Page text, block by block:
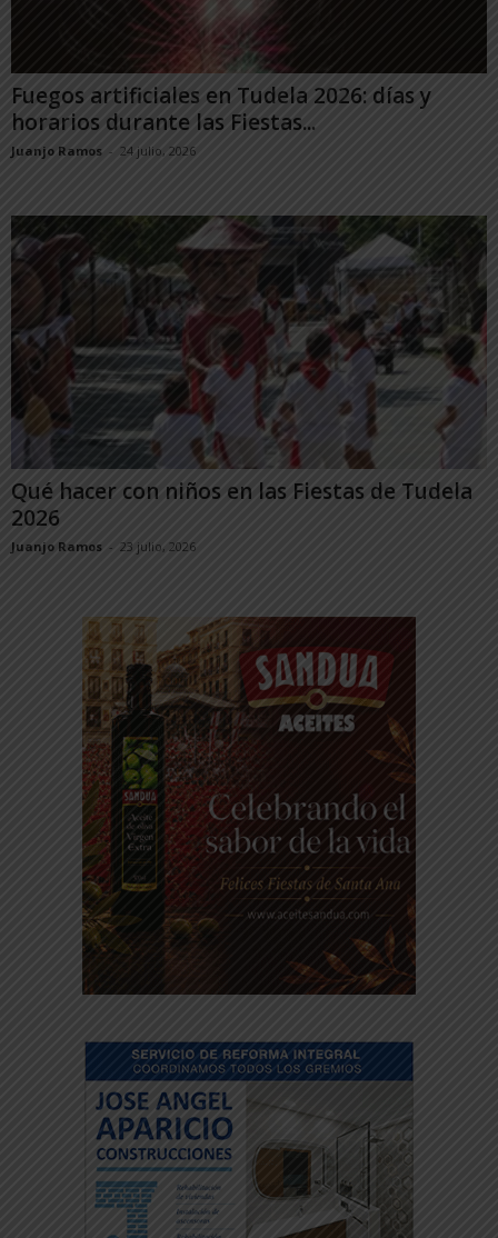
Fuegos artificiales en Tudela 2026: días y
horarios durante las Fiestas...
Juanjo Ramos - 24 julio, 2026
Qué hacer con niños en las Fiestas de Tudela
2026
Juanjo Ramos - 23 julio, 2026